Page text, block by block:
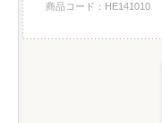
商品コード：HE141010